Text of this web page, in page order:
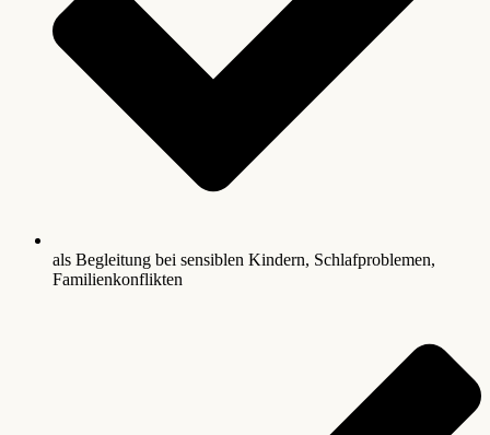
als Begleitung bei sensiblen Kindern, Schlafproblemen,
Familienkonflikten